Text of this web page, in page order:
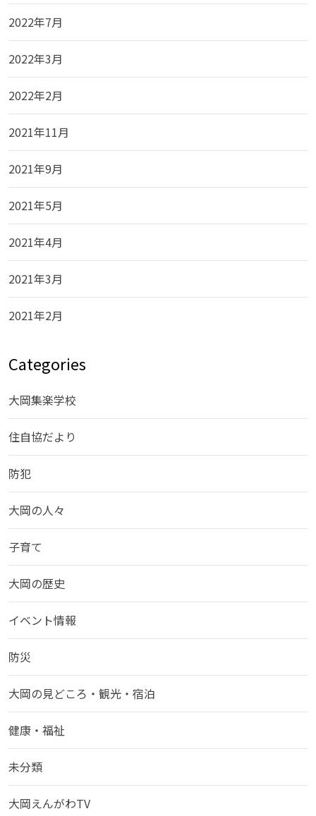
2022年7月
2022年3月
2022年2月
2021年11月
2021年9月
2021年5月
2021年4月
2021年3月
2021年2月
Categories
大岡集楽学校
住自協だより
防犯
大岡の人々
子育て
大岡の歴史
イベント情報
防災
大岡の見どころ・観光・宿泊
健康・福祉
未分類
大岡えんがわTV